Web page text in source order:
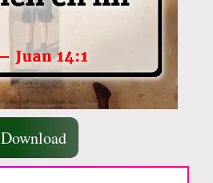
Download